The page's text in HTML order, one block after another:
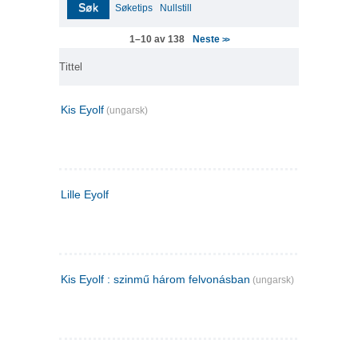
Søk Søketips Nullstill
1–10 av 138 Neste >>
Tittel
Kis Eyolf (ungarsk)
Lille Eyolf
Kis Eyolf : szinmű három felvonásban (ungarsk)